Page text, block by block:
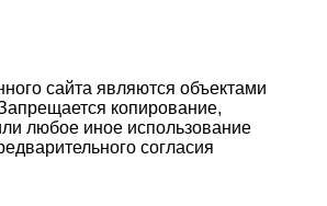
сайта являются объектами
копирование,
любое иное использование
согласия